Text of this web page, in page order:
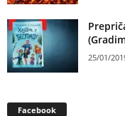
25/01/
Facebook